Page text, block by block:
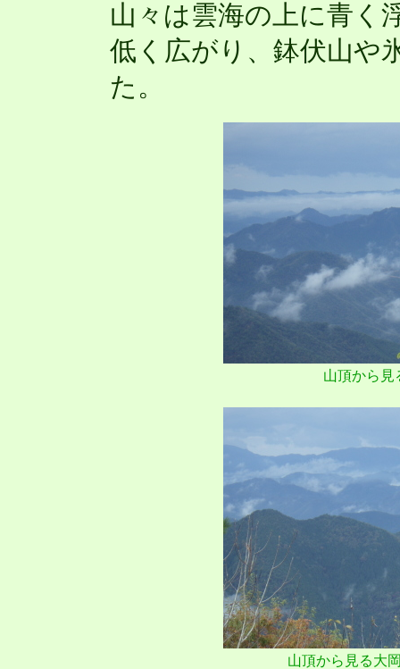
山々は雲海の上に青く
低く広がり、鉢伏山や
た。
山頂から見
山頂から見る大